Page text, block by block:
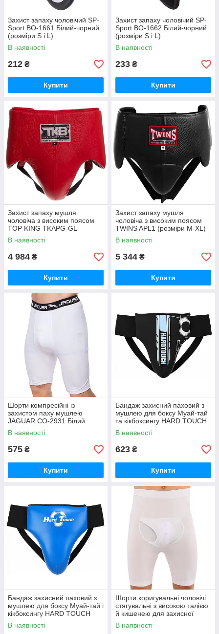
Захист запаху чоловічий SP-
Sport BO-1661 Білий-чорний
(розміри S і L)
В наявності
212 ₴
Купити
Захист запаху чоловічий SP-
Sport BO-1662 Білий-чорний
(розміри S і L)
В наявності
233 ₴
Купити
Захист запаху мушля
чоловіча з високим поясом
TOP KING TKAPG-GL
(розміри S-XL)
В наявності
4 984 ₴
Купити
Захист запаху мушля
чоловіча з високим поясом
TWINS APL1 (розміри М-XL)
В наявності
5 344 ₴
Купити
Шорти компресійні із
захистом паху мушлею
JAGUAR CO-2931 Білий
В наявності
575 ₴
Купити
Бандаж захисний паховий з
мушлею для боксу Муай-тай
та кікбоксингу HARD TOUCH
BO-00129 (розміри S-XL)
В наявності
623 ₴
Купити
Бандаж захисний паховий з
мушлею для боксу Муай-тай і
кікбоксингу HARD TOUCH
BO-7570 (розміри S-XL)
В наявності
Шорти коригувальні чоловічі
стягувальні з високою талією
й кишенею для захисної
мушлі SIBOTE ST-7568 Білий
(S-2XL)
В наявності